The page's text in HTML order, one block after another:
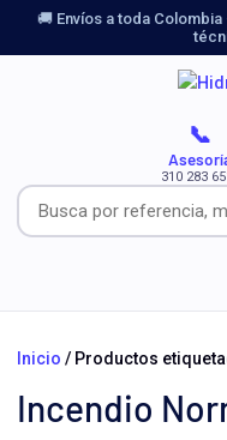
🚚 Envíos a toda
📞
310 283
Inicio / Productos
Incendio